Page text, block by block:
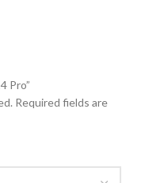
Pro”
Required fields are